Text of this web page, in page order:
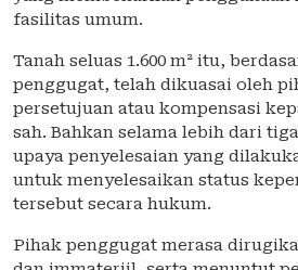
fasilitas umum.
Tanah seluas 1.600 m² itu,
penggugat, telah dikuasai oleh
persetujuan atau kompensasi
sah. Bahkan selama lebih dari
upaya penyelesaian yang
untuk menyelesaikan status
tersebut secara hukum.
Pihak penggugat merasa